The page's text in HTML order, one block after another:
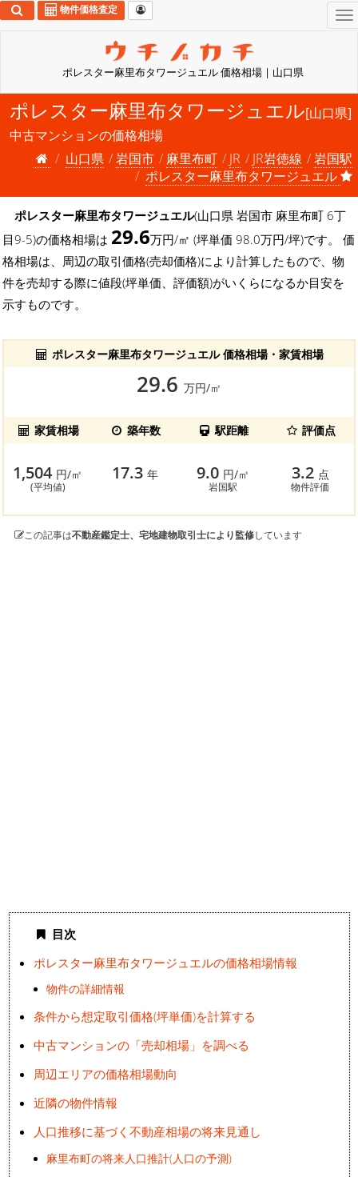
ポレスター麻里布タワージュエル 価格相場 | 山口県
物件価格査定
ポレスター麻里布タワージュエル[山口県]
中古マンションの価格相場
山口県
岩国市 麻里布町 JR JR岩徳線
岩国駅
ポレスター麻里布タワージュエル
ポレスター麻里布タワージュエル(山口県 岩国市 麻里布町 6丁
目9-5)の価格相場は 29.6万円/㎡ (坪単価 98.0万円/坪)です。 価
格相場は、周辺の取引価格(売却価格)により計算したもので、物
件を売却する際に値段(坪単価、評価額)がいくらになるか目安を
示すものです。
ポレスター麻里布タワージュエル 価格相場・家賃相場
29.6 万円/㎡
家賃相場 築年数 駅距離 評価点
1,504 円/㎡
(平均値)
17.3年 9.0 円/㎡
岩国駅
3.2 点
物件評価
この記事は不動産鑑定士、宅地建物取引士により監修しています
目次
ポレスター麻里布タワージュエルの価格相場情報
物件の詳細情報
条件から想定取引価格(坪単価)を計算する
中古マンションの「売却相場」を調べる
周辺エリアの価格相場動向
近隣の物件情報
人口推移に基づく不動産相場の将来見通し
麻里布町の将来人口推計(人口の予測)